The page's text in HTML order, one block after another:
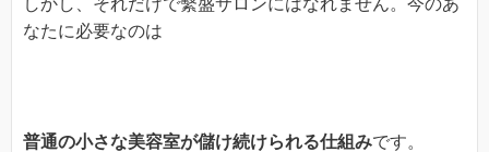
しかし、それだけで繫盛サロンにはなれません。今のあ
なたに必要なのは
普通の小さな美容室が儲け続けられる仕組みです。